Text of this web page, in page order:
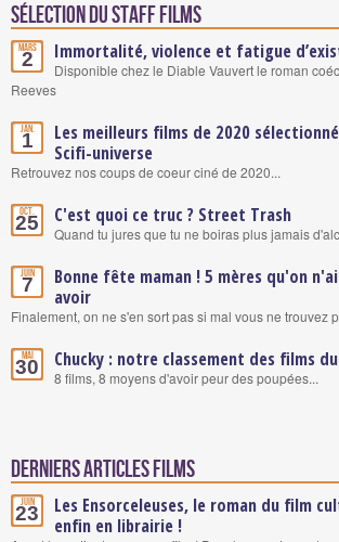
Sélection du staff Films
Mars
2 Immortalité, violence et fatigue
Disponible chez le Diable Vauvert le roman
Reeves
Jan.
1
Les meilleurs films de 2020
Scifi-universe
Retrouvez nos coups de coeur ciné de 2020...
Oct.
25 C'est quoi ce truc ? Street Trash
Quand tu jures que tu ne boiras plus jamais
Juin
7
Bonne fête maman ! 5 mères qu'on
avoir
Finalement, on ne s'en sort pas si mal vous ne trouvez
Mai
30 Chucky : notre classement des films
8 films, 8 moyens d'avoir peur des poupées...
Derniers articles Films
Juin
23
Les Ensorceleuses, le roman du film
enfin en librairie !